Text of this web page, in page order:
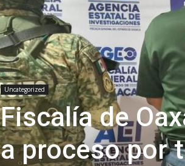
Uncategorized
Fiscalía de
a proceso por